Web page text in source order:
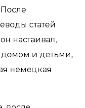
статей
настаивал,
домом и детьми,
немецкая